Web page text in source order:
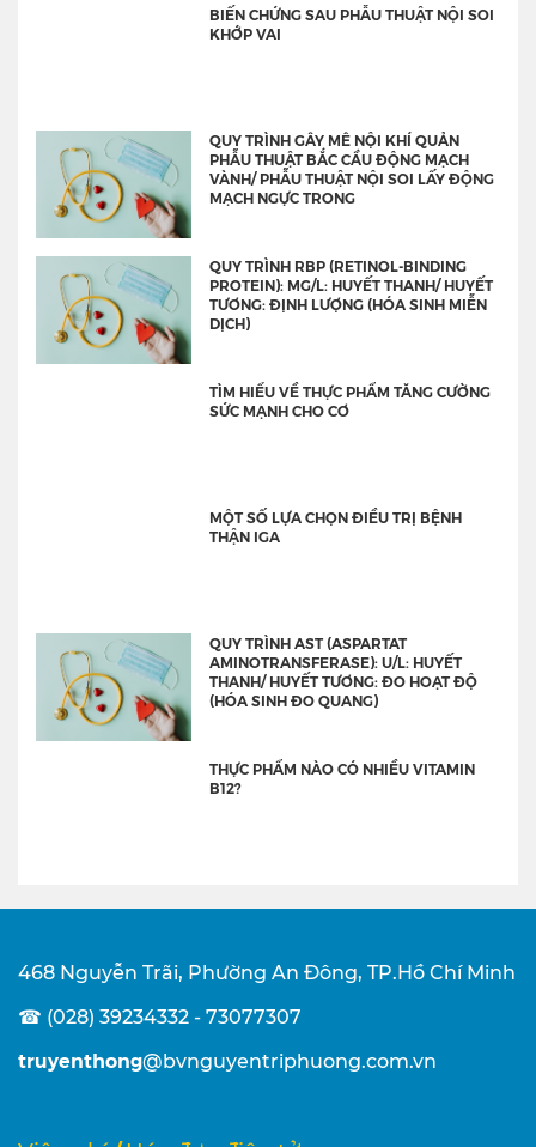
BIẾN CHỨNG SAU PHẪU THUẬT NỘI SOI
KHỚP VAI
QUY TRÌNH GÂY MÊ NỘI KHÍ QUẢN
PHẪU THUẬT BẮC CẦU ĐỘNG MẠCH
VÀNH/ PHẪU THUẬT NỘI SOI LẤY ĐỘNG
MẠCH NGỰC TRONG
QUY TRÌNH RBP (RETINOL-BINDING
PROTEIN): MG/L: HUYẾT THANH/ HUYẾT
TƯƠNG: ĐỊNH LƯỢNG (HÓA SINH MIỄN
DỊCH)
TÌM HIỂU VỀ THỰC PHẨM TĂNG CƯỜNG
SỨC MẠNH CHO CƠ
MỘT SỐ LỰA CHỌN ĐIỀU TRỊ BỆNH
THẬN IGA
QUY TRÌNH AST (ASPARTAT
AMINOTRANSFERASE): U/L: HUYẾT
THANH/ HUYẾT TƯƠNG: ĐO HOẠT ĐỘ
(HÓA SINH ĐO QUANG)
THỰC PHẨM NÀO CÓ NHIỀU VITAMIN
B12?
468 Nguyễn Trãi, Phường An Đông, TP.Hồ Chí Minh
☎ (028) 39234332 - 73077307
truyenthong@bvnguyentriphuong.com.vn